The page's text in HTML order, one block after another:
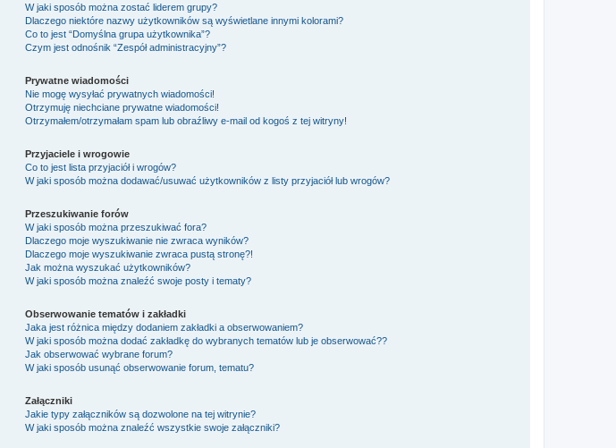
W jaki sposób można zostać liderem grupy?
Dlaczego niektóre nazwy użytkowników są wyświetlane innymi kolorami?
Co to jest “Domyślna grupa użytkownika”?
Czym jest odnośnik “Zespół administracyjny”?
Prywatne wiadomości
Nie mogę wysyłać prywatnych wiadomości!
Otrzymuję niechciane prywatne wiadomości!
Otrzymałem/otrzymałam spam lub obraźliwy e-mail od kogoś z tej witryny!
Przyjaciele i wrogowie
Co to jest lista przyjaciół i wrogów?
W jaki sposób można dodawać/usuwać użytkowników z listy przyjaciół lub wrogów?
Przeszukiwanie forów
W jaki sposób można przeszukiwać fora?
Dlaczego moje wyszukiwanie nie zwraca wyników?
Dlaczego moje wyszukiwanie zwraca pustą stronę?!
Jak można wyszukać użytkowników?
W jaki sposób można znaleźć swoje posty i tematy?
Obserwowanie tematów i zakładki
Jaka jest różnica między dodaniem zakładki a obserwowaniem?
W jaki sposób można dodać zakładkę do wybranych tematów lub je obserwować??
Jak obserwować wybrane forum?
W jaki sposób usunąć obserwowanie forum, tematu?
Załączniki
Jakie typy załączników są dozwolone na tej witrynie?
W jaki sposób można znaleźć wszystkie swoje załączniki?